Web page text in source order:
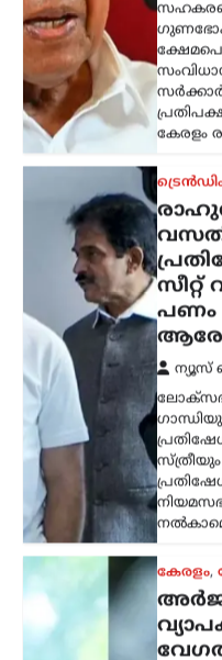
സർക്കാർ
കേരളം
സീറ്റ്
പണം
ന്യൂസ്
കേരളം,